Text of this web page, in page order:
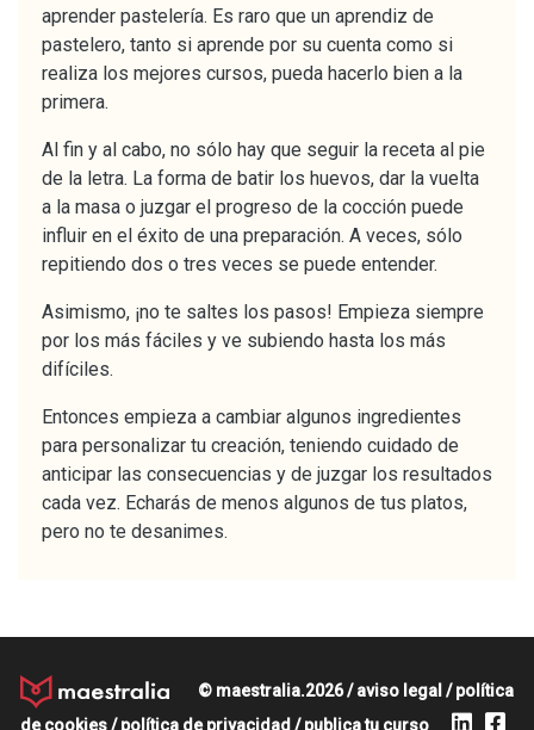
aprender pastelería. Es raro que un aprendiz de
pastelero, tanto si aprende por su cuenta como si
realiza los mejores cursos, pueda hacerlo bien a la
primera.
Al fin y al cabo, no sólo hay que seguir la receta al pie
de la letra. La forma de batir los huevos, dar la vuelta
a la masa o juzgar el progreso de la cocción puede
influir en el éxito de una preparación. A veces, sólo
repitiendo dos o tres veces se puede entender.
Asimismo, ¡no te saltes los pasos! Empieza siempre
por los más fáciles y ve subiendo hasta los más
difíciles.
Entonces empieza a cambiar algunos ingredientes
para personalizar tu creación, teniendo cuidado de
anticipar las consecuencias y de juzgar los resultados
cada vez. Echarás de menos algunos de tus platos,
pero no te desanimes.
© maestralia.2026 /aviso legal /política
de cookies/política de privacidad /publica tu curso